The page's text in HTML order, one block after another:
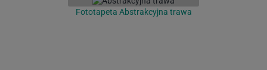
Fototapeta Abstrakcyjna trawa